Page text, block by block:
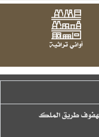
أواني تراثية
طريق الملك